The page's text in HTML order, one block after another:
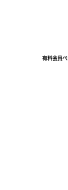
有料会員